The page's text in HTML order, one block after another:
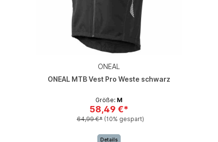
ONEAL
ONEAL MTB Vest Pro Weste schwarz
Größe: M
58,49 €*
64,99 €* (10% gespart)
Details